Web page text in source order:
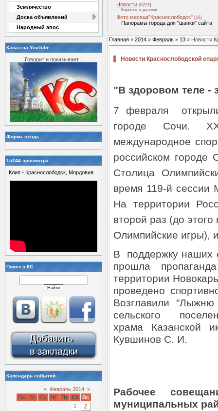
Землячество
Доска объявлений
Народный эпос
Канал на YouTube
Говорит и показывает...
Форма входа
15244 просмотра
Клип - Краснослободск, Мордовия
Поиск в КС
Календарь событий
« Февраль 2014 »
Пн
Вт Ср Чт Пт Сб
Вс
1
2
Новости [6221]
Коротко о разном
Фото месяца"Краснослободск" [16]
Панорамы города для "шапки" сайта
Главная » 2014 » Февраль » 13 » Новости
Новости Краснослободской
"В здоровом теле -
7 февраля
городе Сочи.
международное
российском
Столица
время 119-й
На территории
второй раз (до
Олимпийские игры),
В поддержку наших
прошла
территории
проведено
Возглавили "Лыжню
сельского
храма Казанской
Кувшинов С. И.
Рабочее
муниципальных